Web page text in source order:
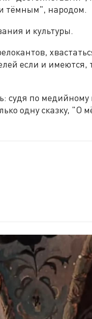
тёмным", народом.
и культуры.
если и имеются,
судя по
одну сказку, "О